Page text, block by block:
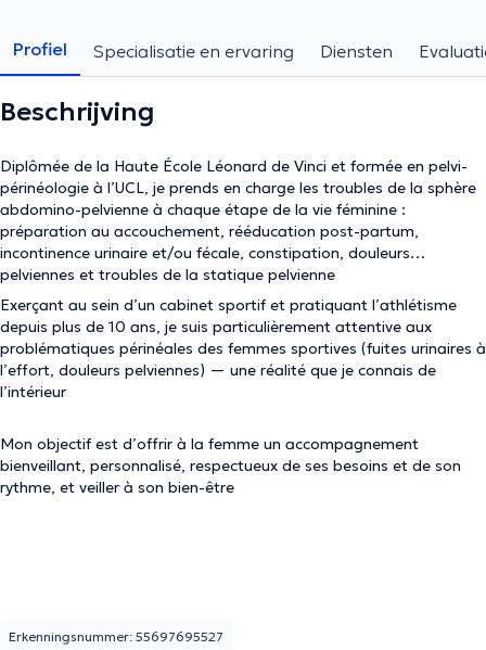
Profiel Specialisatie en ervaring Diensten
Beschrijving
Diplômée de la Haute École Léonard de Vinci et formée en pelvi-
périnéologie à l’UCL, je prends en charge les troubles de la sphère
abdomino-pelvienne à chaque étape de la vie féminine :
préparation au accouchement, rééducation post-partum,
incontinence urinaire et/ou fécale, constipation, douleurs
pelviennes et troubles de la statique pelvienne
Exerçant au sein d’un cabinet sportif et pratiquant l’athlétisme
depuis plus de 10 ans, je suis particulièrement attentive aux
problématiques périnéales des femmes sportives (fuites urinaires à
l’effort, douleurs pelviennes) — une réalité que je connais de
l’intérieur
Mon objectif est d’offrir à la femme un accompagnement
bienveillant, personnalisé, respectueux de ses besoins et de son
rythme, et veiller à son bien-être
Erkenningsnummer: 55697695527